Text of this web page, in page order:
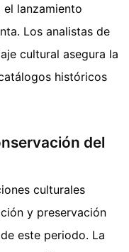
lanzamiento
Los analistas de
cultural asegura la
históricos
del
culturales
y preservación
este periodo. La